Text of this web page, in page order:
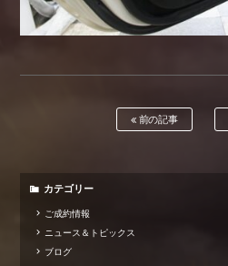
前の記事
カテゴリー
ご成約情報
ニュース＆トピックス
ブログ